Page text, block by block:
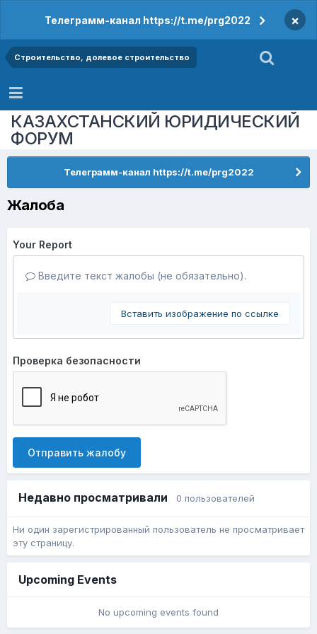
Телеграмм-канал https://t.me/prg2022 ×
Строительство, долевое строительство
КАЗАХСТАНСКИЙ ЮРИДИЧЕСКИЙ
ФОРУМ
Телеграмм-канал https://t.me/prg2022
Жалоба
Your Report
Введите текст жалобы (не обязательно).
Вставить изображение по ссылке
Проверка безопасности
Отправить жалобу
Недавно просматривали 0 пользователей
Ни один зарегистрированный пользователь не просматривает
эту страницу.
Upcoming Events
No upcoming events found